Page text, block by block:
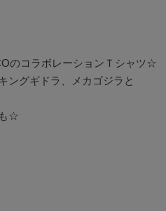
のコラボレーションＴシャツ☆
ングギドラ、メカゴジラと
☆